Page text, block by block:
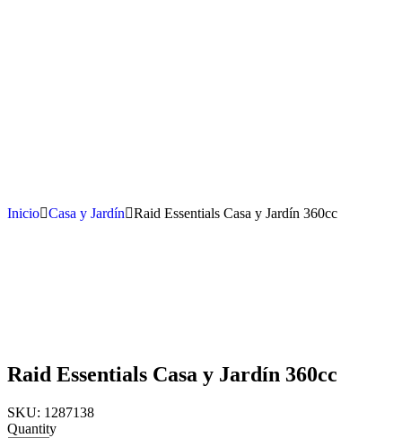
Inicio Casa y Jardín Raid Essentials Casa y Jardín 360cc
Raid Essentials Casa y Jardín 360cc
SKU: 1287138
Quantity